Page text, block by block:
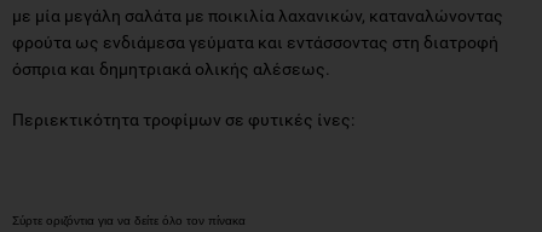
με μία μεγάλη σαλάτα με ποικιλία λαχανικών, καταναλώνοντας
φρούτα ως ενδιάμεσα γεύματα και εντάσσοντας στη διατροφή
όσπρια και δημητριακά ολικής αλέσεως.
Περιεκτικότητα τροφίμων σε φυτικές ίνες: